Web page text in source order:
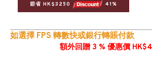
節省 HK$3250 41%
如選擇 FPS 轉數快或銀行轉賬付款
額外回贈 3 % 優惠價